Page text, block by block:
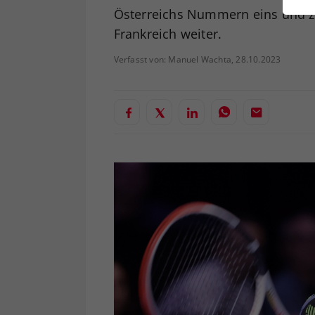
Österreichs Nummern eins und
Frankreich weiter.
Verfasst von: Manuel Wachta, 28.10.2023